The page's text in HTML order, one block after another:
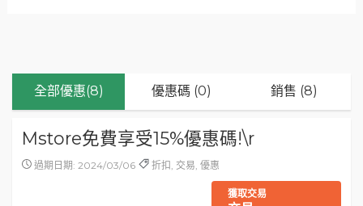
全部優惠(8) 優惠碼 (0) 銷售 (8)
Mstore免費享受15%優惠碼!\r
過期日期: 2024/03/06 折扣, 交易, 優惠
獲取交易